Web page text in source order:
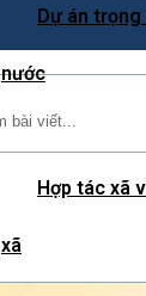
Dự án
nước
Doanh
Hợp tác xã
xã